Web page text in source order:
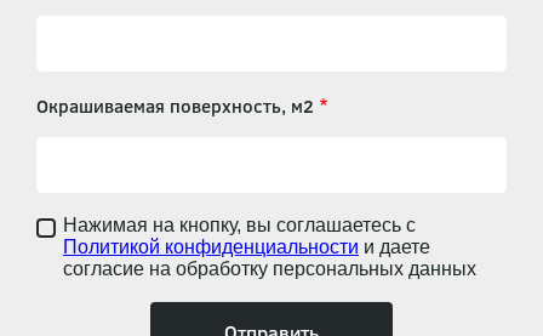
Окрашиваемая поверхность, м2
Нажимая на кнопку, вы соглашаетесь с
Политикой конфиденциальности и даете
согласие на обработку персональных данных